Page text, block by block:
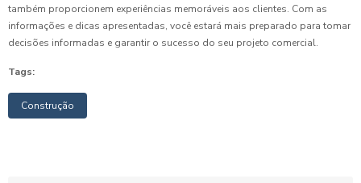
também proporcionem experiências memoráveis aos clientes. Com as
informações e dicas apresentadas, você estará mais preparado para tomar
decisões informadas e garantir o sucesso do seu projeto comercial.
Tags:
Construção